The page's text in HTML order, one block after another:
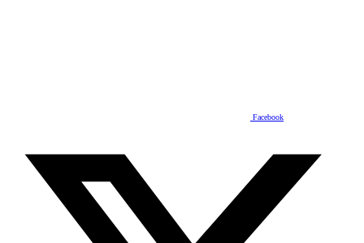
Facebook